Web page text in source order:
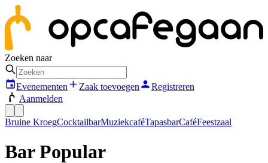
Zoeken naar
Evenementen Zaak toevoegen
Registreren
Aanmelden
Bruine KroegCocktailbarMuziekcaféTapasbarCaféFeestzaal
Bar Popular